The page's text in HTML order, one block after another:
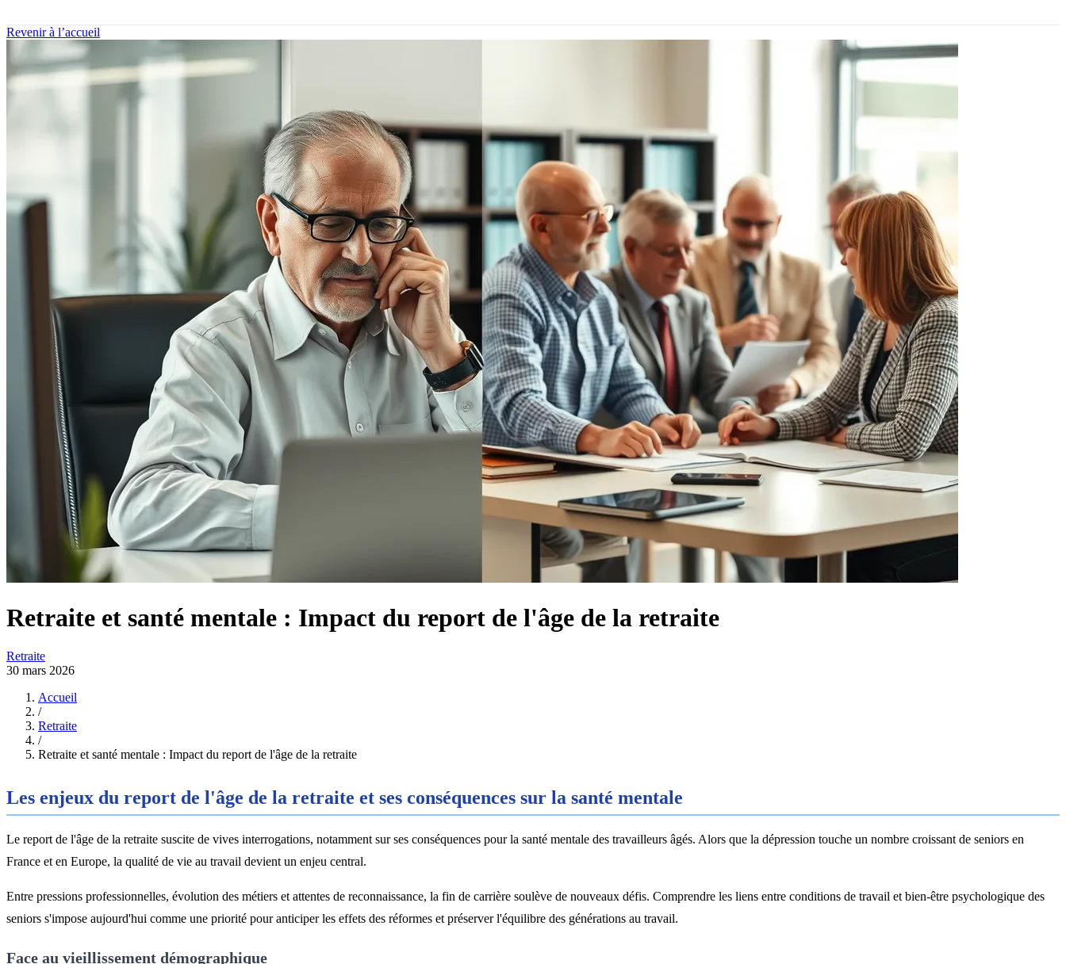
Revenir à l’accueil
Retraite et santé mentale : Impact du report de l'âge de la retraite
Retraite
30 mars 2026
Accueil
/
Retraite
/
Retraite et santé mentale : Impact du report de l'âge de la retraite
Les enjeux du report de l'âge de la retraite et ses conséquences sur la santé mentale
Le report de l'âge de la retraite suscite de vives interrogations, notamment sur ses conséquences pour la santé mentale des travailleurs âgés. Alors que la dépression touche un nombre croissant de seniors en
France et en Europe, la qualité de vie au travail devient un enjeu central.
Entre pressions professionnelles, évolution des métiers et attentes de reconnaissance, la fin de carrière soulève de nouveaux défis. Comprendre les liens entre conditions de travail et bien-être psychologique des
seniors s'impose aujourd'hui comme une priorité pour anticiper les effets des réformes et préserver l'équilibre des générations au travail.
Face au vieillissement démographique